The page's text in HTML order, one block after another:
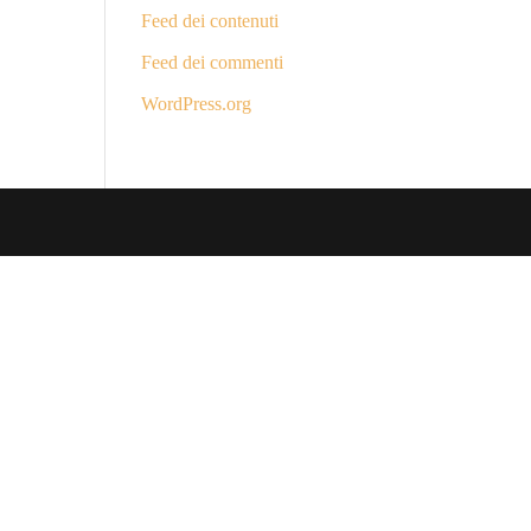
Feed dei contenuti
Feed dei commenti
WordPress.org